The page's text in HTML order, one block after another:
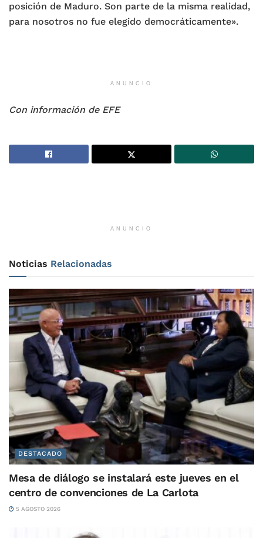
posición de Maduro. Son parte de la misma realidad,
para nosotros no fue elegido democráticamente».
ANUNCIO
Con información de EFE
ANUNCIO
Noticias Relacionadas
DESTACADO
Mesa de diálogo se instalará este jueves en el
centro de convenciones de La Carlota
5 AGOSTO 2026